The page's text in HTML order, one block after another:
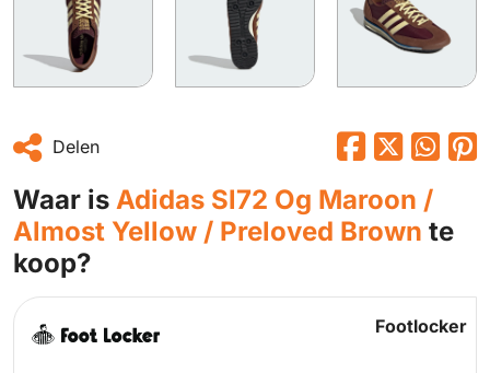
Delen
Waar is Adidas Sl72 Og Maroon /
Almost Yellow / Preloved Brown te
koop?
Footlocker